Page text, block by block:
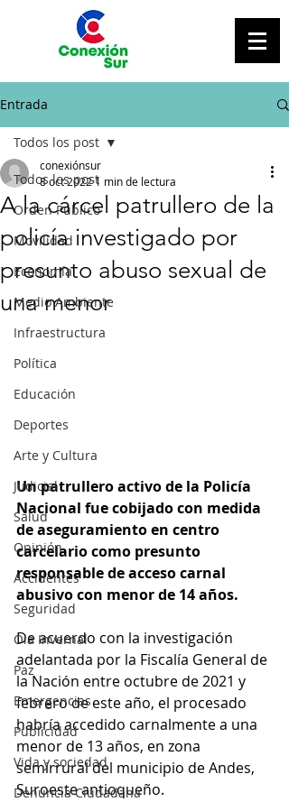
Entrada
Todos los post
Orden Público
Movilidad
Economía
Medio Ambiente
Infraestructura
Política
Educación
Deportes
Arte y Cultura
Judicial
Salud
Opinión
Accidentes
Seguridad
Ola Invernal
Paz
Emergencias
Publicidad
Vida y sociedad
Denuncia Ciudadana
Todos los post
A la cárcel patrullero de la
policía investigado por
presunto abuso sexual de
una menor
conexiónsur
8 oct 20221 min de lectura
Un patrullero activo de la Policía
Nacional fue cobijado con medida
de aseguramiento en centro
carcelario como presunto
responsable de acceso carnal
abusivo con menor de 14 años.
De acuerdo con la investigación
adelantada por la Fiscalía General de
la Nación entre octubre de 2021 y
febrero de este año, el procesado
habría accedido carnalmente a una
menor de 13 años, en zona
semirrural del municipio de Andes,
Suroeste antioqueño.